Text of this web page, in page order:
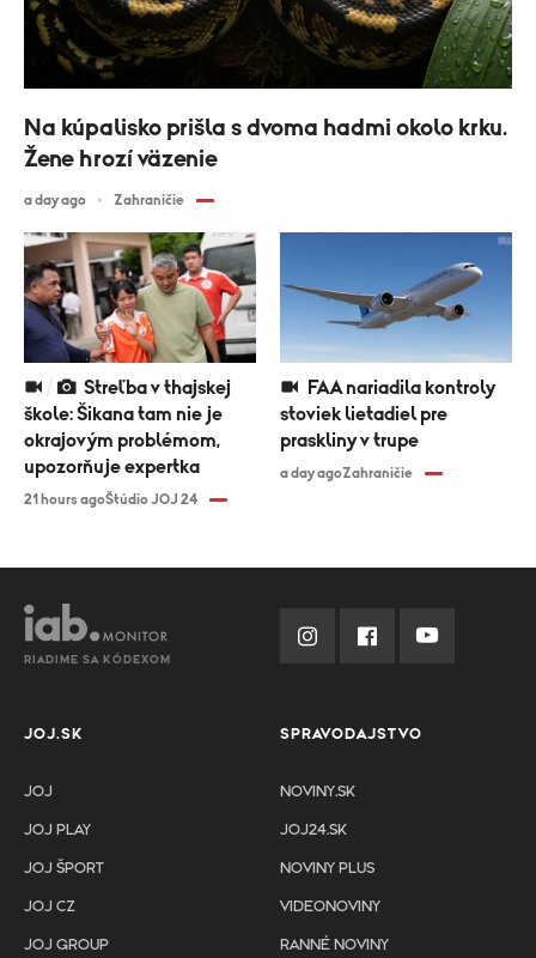
škole: Šikana tam nie je
okrajovým problémom,
upozorňuje expertka
21 hours agoŠtúdio JOJ 24
stoviek lietadiel pre
praskliny v trupe
a day agoZahraničie
Na kúpalisko prišla s dvoma hadmi okolo krku.
Žene hrozí väzenie
a day ago Zahraničie
RIADIME SA KÓDEXOM
JOJ.SK
JOJ
JOJ PLAY
JOJ ŠPORT
JOJ CZ
JOJ GROUP
SPRAVODAJSTVO
NOVINY.SK
JOJ24.SK
NOVINY PLUS
VIDEONOVINY
RANNÉ NOVINY